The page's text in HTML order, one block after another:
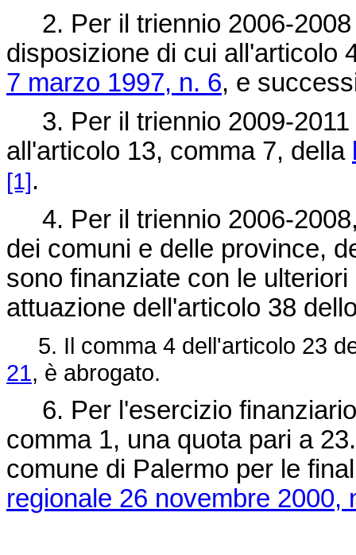
2. Per il triennio 2006-2008
disposizione di cui all'articolo
7 marzo 1997, n. 6, e
3. Per il triennio 2009-2011
all'articolo 13, comma 7, della
[1].
4. Per il triennio 2006-
dei comuni e delle province,
sono finanziate con le
attuazione dell'articolo 38
5. Il comma 4 dell'articolo 23
21, è abrogato.
6. Per l'esercizio
comma 1, una quota pari a
comune di Palermo per le
regionale 26 novembre 2000,